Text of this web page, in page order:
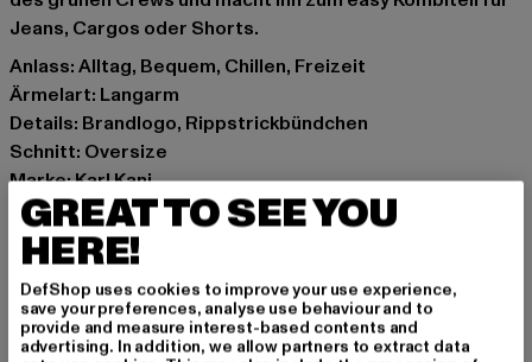
Jeans, Cargos oder Shorts.
Anlass: Alltag, Bequem, Chillen, Freizeit
Ärmelart: Langarm
Details: Brandlogo, Rippstrickbündchen
Schnitt: Oversize
Marke: Karl Kani
Kat.: Sweaters
Farbe: grün
Hersteller Farbe: green
Materialzusammensetzung: 65% Baumwolle, 35%
Polyester
Art.Nr: KM-CR021-00110
GREAT TO SEE YOU
HERE!
DefShop uses cookies to improve your use experience,
save your preferences, analyse use behaviour and to
provide and measure interest-based contents and
advertising. In addition, we allow partners to extract data